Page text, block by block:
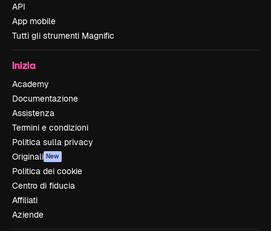
API
App mobile
Tutti gli strumenti Magnific
Inizia
Academy
Documentazione
Assistenza
Termini e condizioni
Politica sulla privacy
Originali New
Politica dei cookie
Centro di fiducia
Affiliati
Aziende